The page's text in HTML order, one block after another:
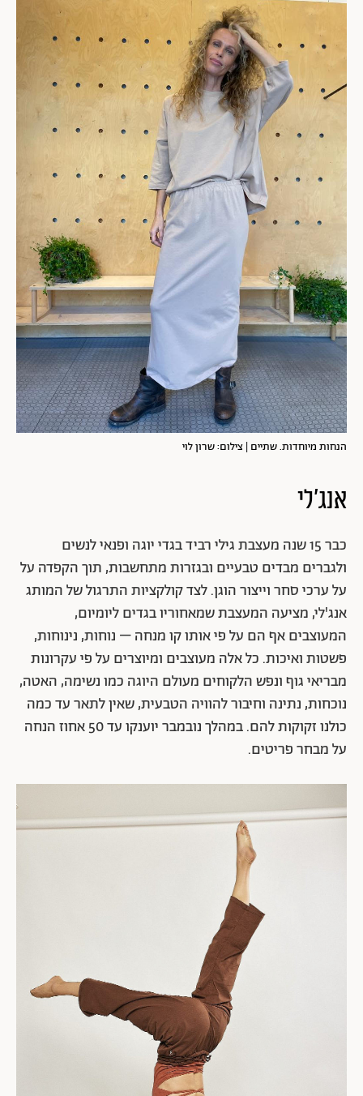
הנחות מיוחדות. שתיים | צילום: שרון לוי
אנג'לי
כבר 15 שנה מעצבת גילי רביד בגדי יוגה ופנאי לנשים
ולגברים מבדים טבעיים ובגזרות מתחשבות, תוך הקפדה על
על ערכי סחר וייצור הוגן. לצד קולקציות התרגול של המותג
אנג'לי, מציעה המעצבת שמאחוריו בגדים ליומיום,
המעוצבים אף הם על פי אותו קו מנחה – נוחות, נינוחות,
פשטות ואיכות. כל אלה מעוצבים ומיוצרים על פי עקרונות
מבריאי גוף ונפש הלקוחים מעולם היוגה כמו נשימה, האטה,
נוכחות, נתינה וחיבור להוויה הטבעית, שאין לתאר עד כמה
כולנו זקוקות להם. במהלך נובמבר יוענקו עד 50 אחוז הנחה
על מבחר פריטים.